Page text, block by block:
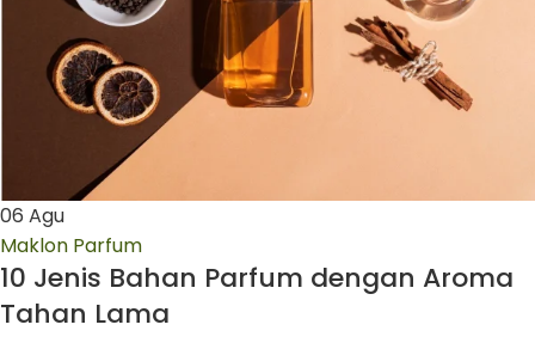
06 Agu
Maklon Parfum
10 Jenis Bahan Parfum dengan Aroma
Tahan Lama